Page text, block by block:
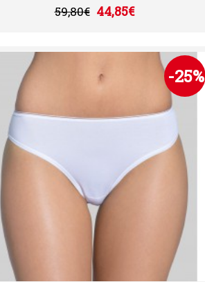
59,80€ 44,85€
-25%